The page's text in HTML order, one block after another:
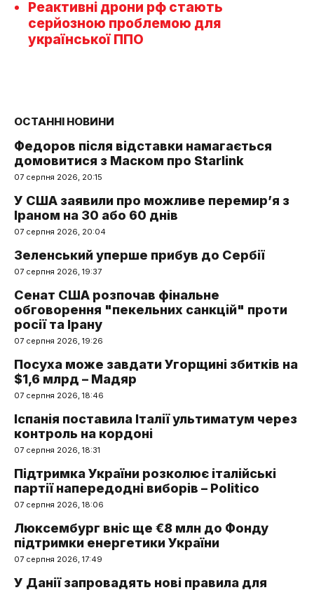
Реактивні дрони рф стають
серйозною проблемою для
української ППО
ОСТАННІ НОВИНИ
Федоров після відставки намагається
домовитися з Маском про Starlink
07 серпня 2026, 20:15
У США заявили про можливе перемир’я з
Іраном на 30 або 60 днів
07 серпня 2026, 20:04
Зеленський уперше прибув до Сербії
07 серпня 2026, 19:37
Сенат США розпочав фінальне
обговорення "пекельних санкцій" проти
росії та Ірану
07 серпня 2026, 19:26
Посуха може завдати Угорщині збитків на
$1,6 млрд – Мадяр
07 серпня 2026, 18:46
Іспанія поставила Італії ультиматум через
контроль на кордоні
07 серпня 2026, 18:31
Підтримка України розколює італійські
партії напередодні виборів – Politico
07 серпня 2026, 18:06
Люксембург вніс ще €8 млн до Фонду
підтримки енергетики України
07 серпня 2026, 17:49
У Данії запровадять нові правила для